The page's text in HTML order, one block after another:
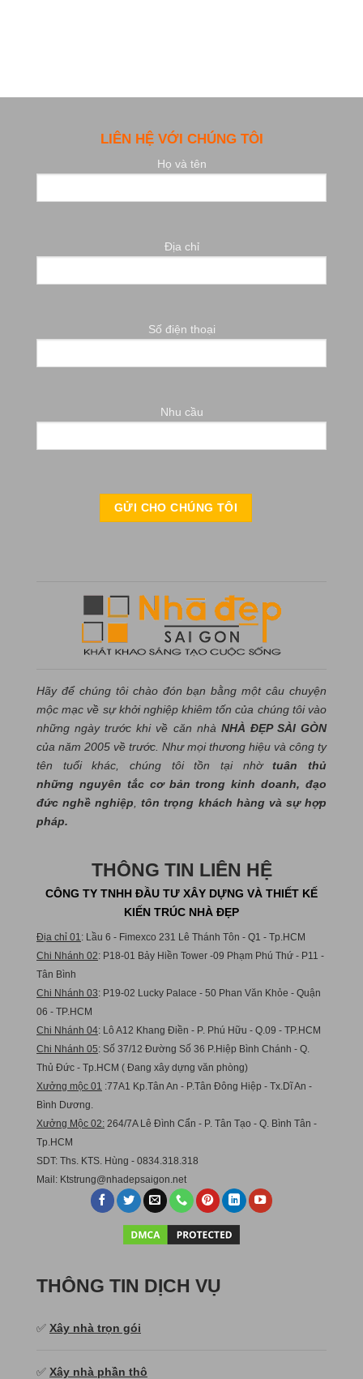
LIÊN HỆ VỚI CHÚNG TÔI
Họ và tên
Địa chỉ
Số điện thoại
Nhu cầu
Hãy để chúng tôi chào đón bạn bằng một câu chuyện
mộc mạc về sự khởi nghiệp khiêm tốn của chúng tôi vào
những ngày trước khi về căn nhà NHÀ ĐẸP SÀI GÒN
của năm 2005 về trước. Như mọi thương hiệu và công ty
tên tuổi khác, chúng tôi tồn tại nhờtuân thủ
những nguyên tắc cơ bản trong kinh doanh, đạo
đức nghề nghiệp ,tôn trọng khách hàng và sự hợp
pháp.
THÔNG TIN LIÊN HỆ
CÔNG TY TNHH ĐẦU TƯ XÂY DỰNG VÀ THIẾT KẾ
KIẾN TRÚC NHÀ ĐẸP
Địa chỉ 01 : Lầu 6 - Fimexco 231 Lê Thánh Tôn - Q1 - Tp.HCM
Chi Nhánh 02: P18-01 Bảy Hiền Tower -09 Phạm Phú Thứ - P11 -
Tân Bình
Chi Nhánh 03: P19-02 Lucky Palace - 50 Phan Văn Khỏe - Quận
06 - TP.HCM
Chi Nhánh 04: Lô A12 Khang Điền - P. Phú Hữu - Q.09 - TP.HCM
Chi Nhánh 05: Số 37/12 Đường Số 36 P.Hiệp Bình Chánh - Q.
Thủ Đức - Tp.HCM ( Đang xây dựng văn phòng)
Xưởng mộc 01
:77A1 Kp.Tân An - P.Tân Đông Hiệp - Tx.Dĩ An -
Bình Dương.
Xưởng Mộc 02: 264/7A Lê Đình Cẩn - P. Tân Tạo - Q. Bình Tân -
Tp.HCM
SDT: Ths. KTS. Hùng - 0834.318.318
Mail: Ktstrung@nhadepsaigon.net
THÔNG TIN DỊCH VỤ
✅ Xây nhà trọn gói
✅ Xây nhà phần thô